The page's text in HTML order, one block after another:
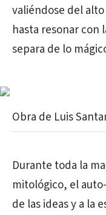
valiéndose del
hasta resonar con
separa de lo
Obra de Luis
Durante toda la
mitológico, el
de las ideas y a la